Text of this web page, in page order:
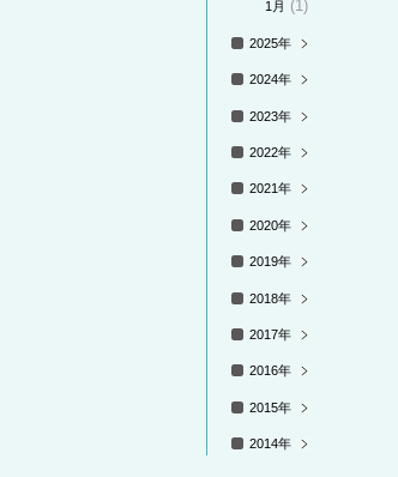
1月 (1)
2025年
2024年
2023年
2022年
2021年
2020年
2019年
2018年
2017年
2016年
2015年
2014年